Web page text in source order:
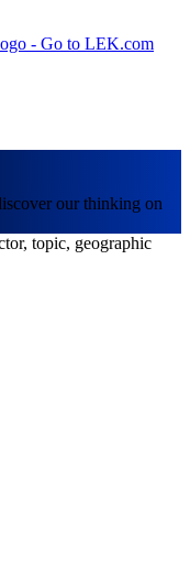
- Go to LEK.com
our thinking on
topic, geographic